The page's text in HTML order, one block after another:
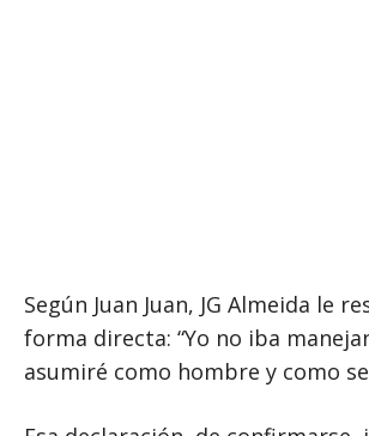
Según Juan Juan, JG Almeida le
forma directa: “Yo no iba
asumiré como hombre y como